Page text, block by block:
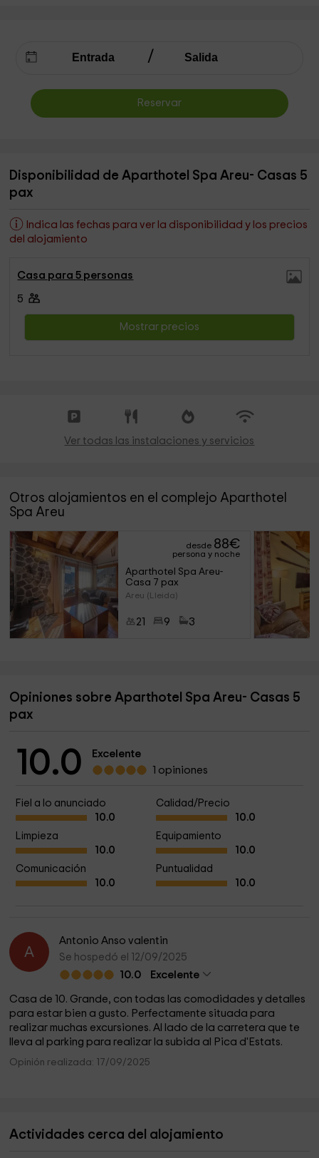
Reservar
Disponibilidad de Aparthotel Spa Areu- Casas 5
pax
Indica las fechas para ver la disponibilidad y los precios
del alojamiento
Casa para 5 personas
5
Mostrar precios
Ver todas las instalaciones y servicios
Otros alojamientos en el complejo Aparthotel
Spa Areu
desde 88€
persona y noche
Aparthotel Spa Areu-
Casa 7 pax
Areu (Lleida)
21 9 3
Opiniones sobre Aparthotel Spa Areu- Casas 5
pax
10.0
Excelente
1 opiniones
Fiel a lo anunciado
10.0
Calidad/Precio
10.0
Limpieza
10.0
Equipamiento
10.0
Comunicación
10.0
Puntualidad
10.0
A
Antonio Anso valentin
Se hospedó el 12/09/2025
10.0
Excelente
Casa de 10. Grande, con todas las comodidades y detalles
para estar bien a gusto. Perfectamente situada para
realizar muchas excursiones. Al lado de la carretera que te
lleva al parking para realizar la subida al Pica d'Estats.
Opinión realizada: 17/09/2025
Actividades cerca del alojamiento